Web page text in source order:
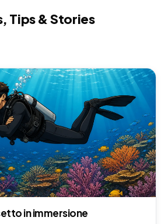
Tips & Stories
in immersione